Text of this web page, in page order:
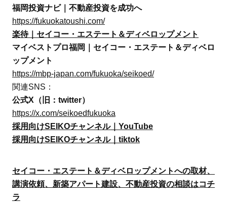
福岡投資ナビ｜不動産投資を成功へ
https://fukuokatoushi.com/
楽待｜セイコー・エステート＆ディベロップメント
マイベストプロ福岡｜セイコー・エステート＆ディベロ
ップメント
https://mbp-japan.com/fukuoka/seikoed/
関連SNS：
公式X（旧：twitter）
https://x.com/seikoedfukuoka
採用向けSEIKOチャンネル｜YouTube
採用向けSEIKOチャンネル｜tiktok
セイコー・エステート＆ディベロップメントへの取材、
講演依頼、新築アパート建設、不動産投資の相談はコチ
ラ